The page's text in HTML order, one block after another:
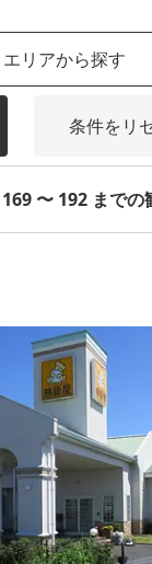
エリアから探す
条件をリ
〜 192 まで